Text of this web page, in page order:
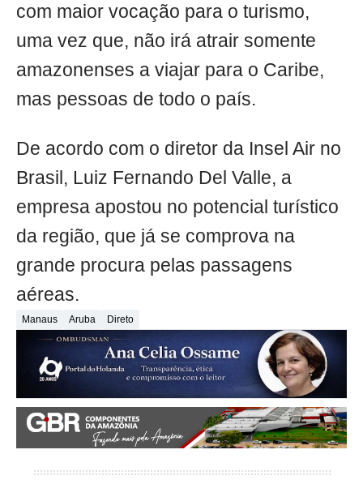
com maior vocação para o turismo,
uma vez que, não irá atrair somente
amazonenses a viajar para o Caribe,
mas pessoas de todo o país.
De acordo com o diretor da Insel Air no
Brasil, Luiz Fernando Del Valle, a
empresa apostou no potencial turístico
da região, que já se comprova na
grande procura pelas passagens
aéreas.
Manaus Aruba Direto